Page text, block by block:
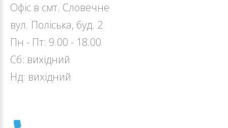
Офіс в смт. Словечне
вул. Поліська, буд. 2
Пн - Пт: 9.00 - 18.00
Cб: вихідний
Нд: вихідний